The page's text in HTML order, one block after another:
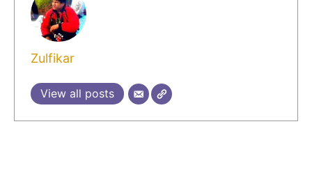
Zulfikar
View all posts